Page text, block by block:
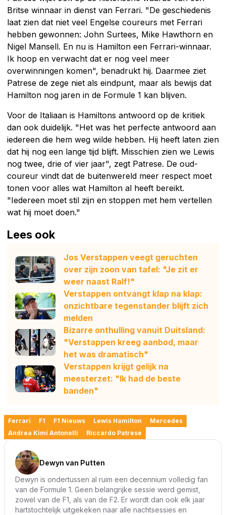
Britse winnaar in dienst van Ferrari. "De geschiedenis
laat zien dat niet veel Engelse coureurs met Ferrari
hebben gewonnen: John Surtees, Mike Hawthorn en
Nigel Mansell. En nu is Hamilton een Ferrari-winnaar.
Ik hoop en verwacht dat er nog veel meer
overwinningen komen", benadrukt hij. Daarmee ziet
Patrese de zege niet als eindpunt, maar als bewijs dat
Hamilton nog jaren in de Formule 1 kan blijven.
Voor de Italiaan is Hamiltons antwoord op de kritiek
dan ook duidelijk. "Het was het perfecte antwoord aan
iedereen die hem weg wilde hebben. Hij heeft laten zien
dat hij nog een lange tijd blijft. Misschien zien we Lewis
nog twee, drie of vier jaar", zegt Patrese. De oud-
coureur vindt dat de buitenwereld meer respect moet
tonen voor alles wat Hamilton al heeft bereikt.
"Iedereen moet stil zijn en stoppen met hem vertellen
wat hij moet doen."
Lees ook
Jos Verstappen veegt geruchten
over zijn zoon van tafel: "Je zit er
weer naast Ralf!"
Verstappen ontvangt klap na klap:
onzichtbare tegenstander blijft zich
melden
Bizarre onthulling vanuit Duitsland:
"Verstappen kreeg aanbod, maar
het was dramatisch"
Verstappen krijgt gelijk na
meesterzet: "Ik had de beste
banden"
Ferrari F1 F1 Nieuws Lewis Hamilton
Mercedes
Andrea Kimi Antonelli
Riccardo Patrese
Dewyn van Putten
Dewyn is ondertussen al ruim een decennium volledig fan
van de Formule 1. Geen belangrijke sessie werd gemist,
zowel van de F1, als van de F2. Er wordt dan ook elk jaar
hartstochtelijk uitgekeken naar alle nachtsessies en